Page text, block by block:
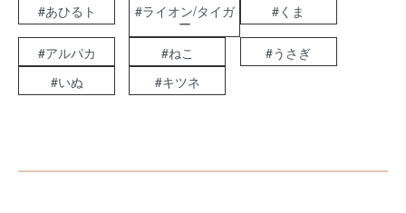
#あひるト #ライオン/タイガ
ー
#くま
#アルパカ #ねこ
#うさぎ
#いぬ
#キツネ